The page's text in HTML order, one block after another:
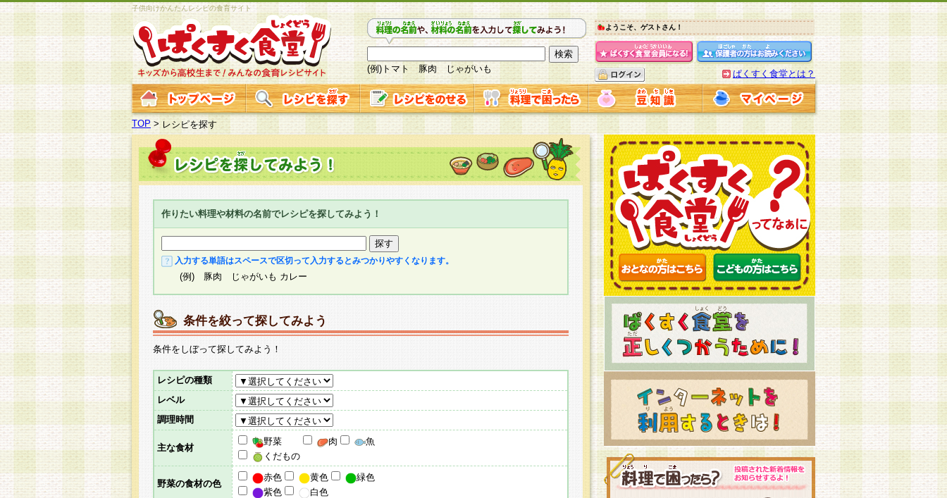
子供向けかんたんレシピの食育サイト
(例)トマト 豚肉 じゃがいも
ようこそ、ゲストさん！
ぱくすく食堂とは？
TOP >レシピを探す
作りたい料理や材料の名前でレシピを探してみよう！
入力する単語はスペースで区切って入力するとみつかりやすくなります。
(例) 豚肉 じゃがいも カレー
条件を絞って探してみよう
条件をしぼって探してみよう！
レシピの種類
レベル
調理時間
主な食材
野菜 肉
魚
くだもの
野菜の食材の色
赤色 黄色
緑色
紫色
白色